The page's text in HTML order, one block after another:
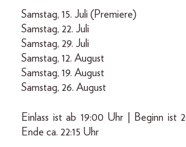
Samstag, 15. Juli (Premiere)
Samstag, 22. Juli
Samstag, 29. Juli
Samstag, 12. August
Samstag, 19. August
Samstag, 26. August
Einlass ist ab 19:00 Uhr | Beginn ist
Ende ca. 22:15 Uhr